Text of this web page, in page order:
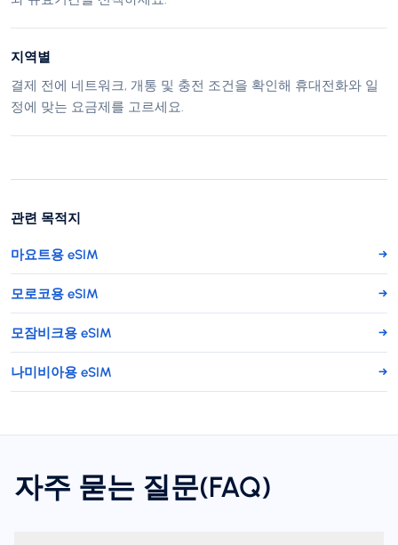
지역별
결제 전에 네트워크, 개통 및 충전 조건을 확인해 휴대전화와 일
정에 맞는 요금제를 고르세요.
관련 목적지
마요트용 eSIM →
모로코용 eSIM →
모잠비크용 eSIM →
나미비아용 eSIM →
자주 묻는 질문(FAQ)